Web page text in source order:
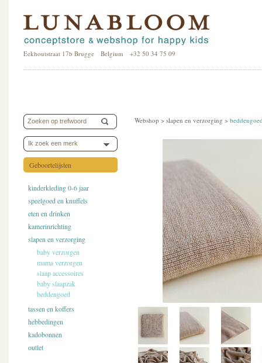
Eekhoutstraat 17b Brugge Belgium +32 50 34 75 09
Ik zoek een merk
Geboortelijsten
kinderkleding 0-6 jaar
speelgoed en knuffels
eten en drinken
kamerinrichting
slapen en verzorging
baby verzorgen
mama verzorgen
slaap accessoires
baby slaapzak
beddengoed
tassen en koffers
hebbedingen
kadobonnen
outlet
Webshop > slapen en verzorging >